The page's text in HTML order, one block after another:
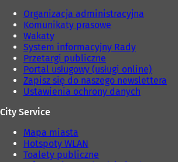
r
c
)
Organizacja administracyjna
Komunikaty prasowe
Wakaty
System informacyjny Rady
Przetargi publiczne
Portal usługowy (usługi online)
Zapisz się do naszego newslettera
Ustawienia ochrony danych
City Service
Mapa miasta
Hotspoty WLAN
Toalety publiczne